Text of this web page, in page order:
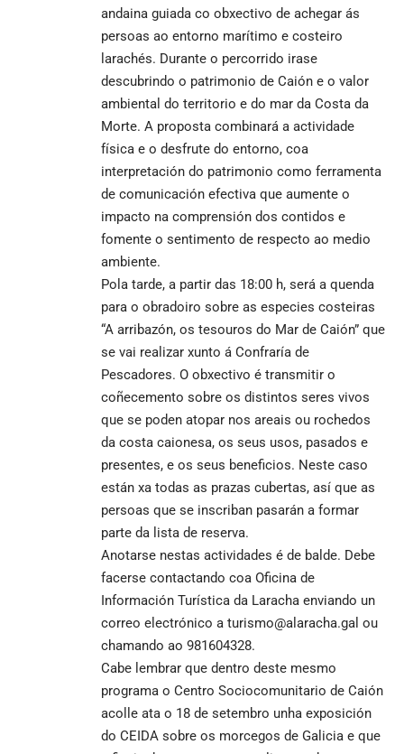
andaina guiada co obxectivo de achegar ás
persoas ao entorno marítimo e costeiro
larachés. Durante o percorrido irase
descubrindo o patrimonio de Caión e o valor
ambiental do territorio e do mar da Costa da
Morte. A proposta combinará a actividade
física e o desfrute do entorno, coa
interpretación do patrimonio como ferramenta
de comunicación efectiva que aumente o
impacto na comprensión dos contidos e
fomente o sentimento de respecto ao medio
ambiente.
Pola tarde, a partir das 18:00 h, será a quenda
para o obradoiro sobre as especies costeiras
“A arribazón, os tesouros do Mar de Caión” que
se vai realizar xunto á Confraría de
Pescadores. O obxectivo é transmitir o
coñecemento sobre os distintos seres vivos
que se poden atopar nos areais ou rochedos
da costa caionesa, os seus usos, pasados e
presentes, e os seus beneficios. Neste caso
están xa todas as prazas cubertas, así que as
persoas que se inscriban pasarán a formar
parte da lista de reserva.
Anotarse nestas actividades é de balde. Debe
facerse contactando coa Oficina de
Información Turística da Laracha enviando un
correo electrónico a turismo@alaracha.gal ou
chamando ao 981604328.
Cabe lembrar que dentro deste mesmo
programa o Centro Sociocomunitario de Caión
acolle ata o 18 de setembro unha exposición
do CEIDA sobre os morcegos de Galicia e que